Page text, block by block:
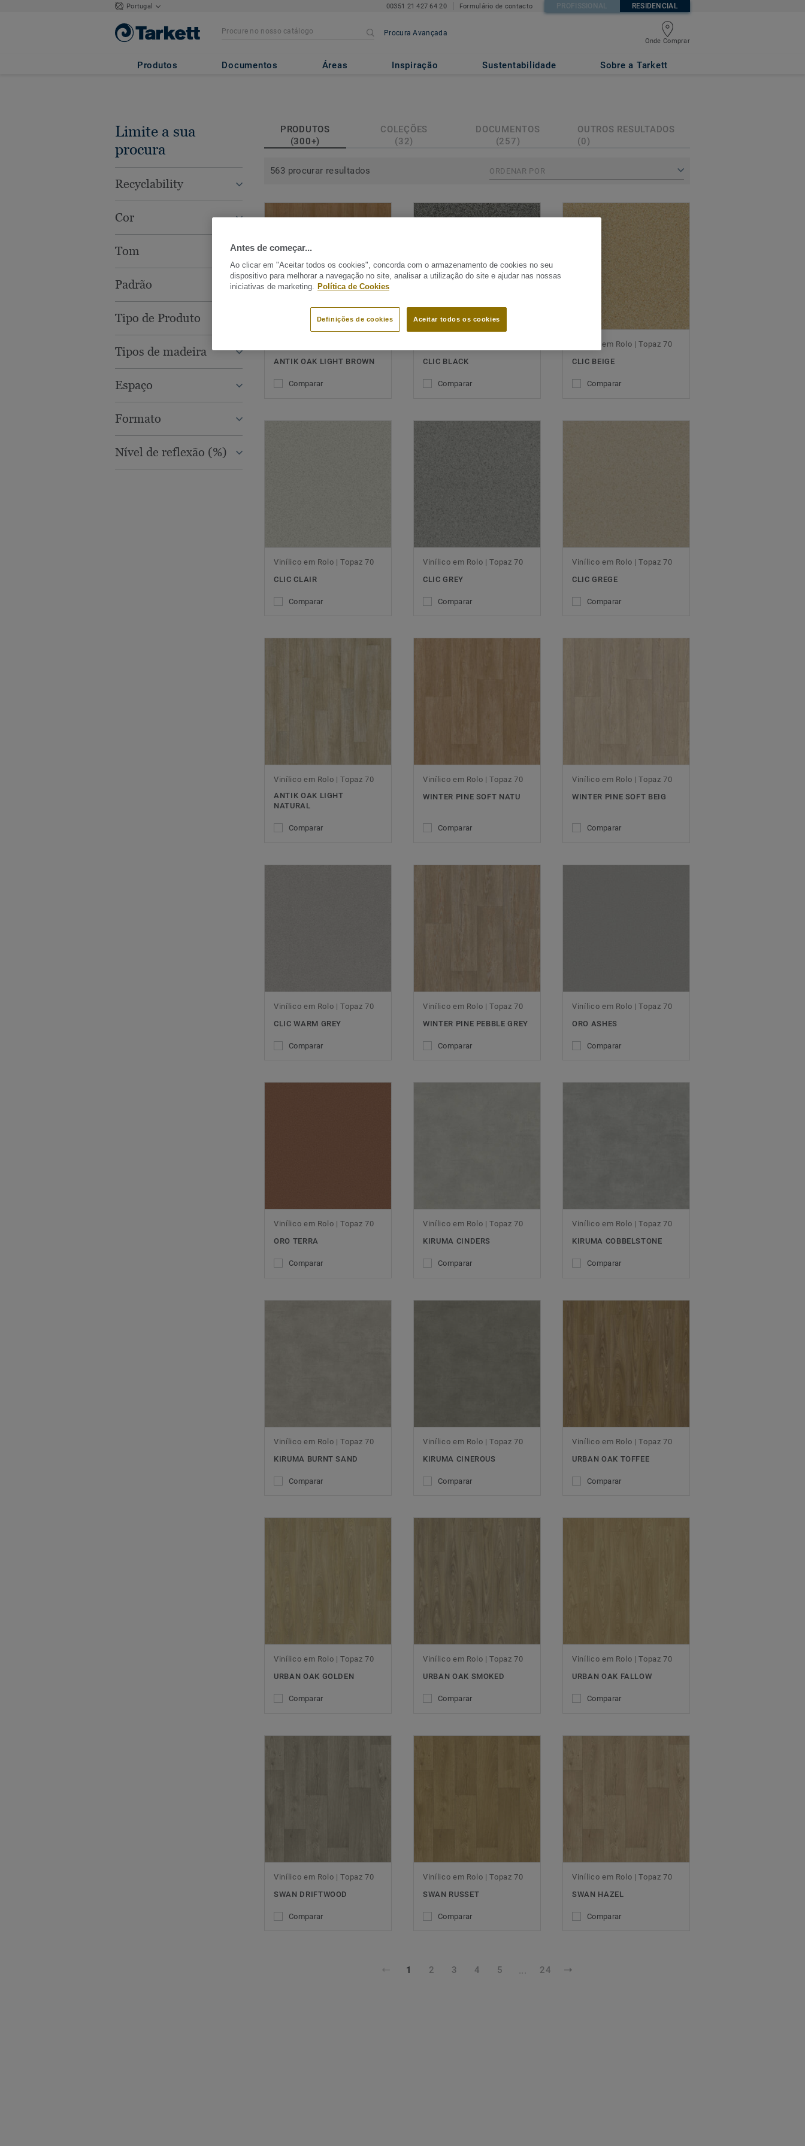
Portugal 00351 21 427 64 20 Formulário de contacto PROFISSIONAL RESIDENCIAL
Procura Avançada
Onde Comprar
Produtos Documentos Áreas Inspiração Sustentabilidade Sobre a Tarkett
Limite a sua
procura
Recyclability
Cor
Tom
Padrão
Tipo de Produto
Tipos de madeira
Espaço
Formato
Nível de reflexão (%)
PRODUTOS
(300+)
COLEÇÕES
(32)
DOCUMENTOS
(257)
OUTROS RESULTADOS
(0)
563 procurar resultados ORDENAR POR
ANTIK OAK LIGHT BROWN
Comparar
CLIC BLACK
Comparar
Vinílico em Rolo | Topaz 70
CLIC BEIGE
Comparar
Vinílico em Rolo | Topaz 70
CLIC CLAIR
Comparar
Vinílico em Rolo | Topaz 70
CLIC GREY
Comparar
Vinílico em Rolo | Topaz 70
CLIC GREGE
Comparar
Vinílico em Rolo | Topaz 70
ANTIK OAK LIGHT
NATURAL
Comparar
Vinílico em Rolo | Topaz 70
WINTER PINE SOFT NATU
Comparar
Vinílico em Rolo | Topaz 70
WINTER PINE SOFT BEIG
Comparar
Vinílico em Rolo | Topaz 70
CLIC WARM GREY
Comparar
Vinílico em Rolo | Topaz 70
WINTER PINE PEBBLE GREY
Comparar
Vinílico em Rolo | Topaz 70
ORO ASHES
Comparar
Vinílico em Rolo | Topaz 70
ORO TERRA
Comparar
Vinílico em Rolo | Topaz 70
KIRUMA CINDERS
Comparar
Vinílico em Rolo | Topaz 70
KIRUMA COBBELSTONE
Comparar
Vinílico em Rolo | Topaz 70
KIRUMA BURNT SAND
Comparar
Vinílico em Rolo | Topaz 70
KIRUMA CINEROUS
Comparar
Vinílico em Rolo | Topaz 70
URBAN OAK TOFFEE
Comparar
Vinílico em Rolo | Topaz 70
URBAN OAK GOLDEN
Comparar
Vinílico em Rolo | Topaz 70
URBAN OAK SMOKED
Comparar
Vinílico em Rolo | Topaz 70
URBAN OAK FALLOW
Comparar
Vinílico em Rolo | Topaz 70
SWAN DRIFTWOOD
Comparar
Vinílico em Rolo | Topaz 70
SWAN RUSSET
Comparar
Vinílico em Rolo | Topaz 70
SWAN HAZEL
Comparar
1 2 3 4 5 24
Antes de começar...
Ao clicar em "Aceitar todos os cookies", concorda com o armazenamento de cookies no seu
dispositivo para melhorar a navegação no site, analisar a utilização do site e ajudar nas nossas
iniciativas de marketing.
Política de Cookies
Aceitar todos os cookies
Definições de cookies